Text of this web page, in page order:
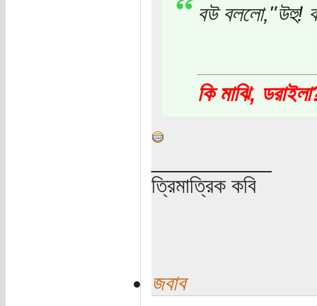
বউ বললো,"উহু!
কি মাঝি,
ত্রিমাত্রিক কবি
জবাব